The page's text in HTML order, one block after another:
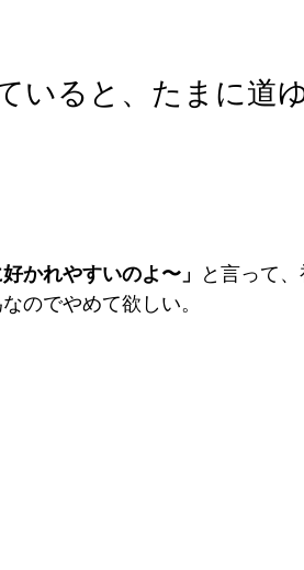
いると、たまに道
好かれやすいのよ〜」 と言って
のでやめて欲しい。